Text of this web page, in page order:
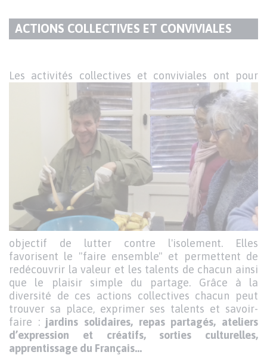
TITRE
ACTIONS COLLECTIVES ET CONVIVIALES
Les activités collectives et conviviales ont pour
objectif de lutter contre l'isolement. Elles
favorisent le "faire ensemble" et permettent de
redécouvrir la valeur et les talents de chacun ainsi
que le plaisir simple du partage. Grâce à la
diversité de ces actions collectives chacun peut
trouver sa place, exprimer ses talents et savoir-
faire : jardins solidaires, repas partagés, ateliers
d’expression et créatifs, sorties culturelles,
apprentissage du Français…